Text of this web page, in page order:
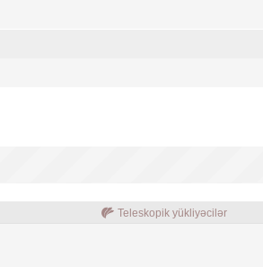
Teleskopik yükliyəcilər